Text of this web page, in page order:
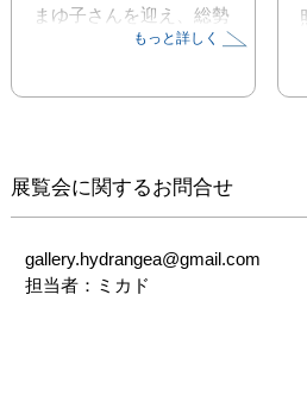
まゆ子さんを迎え、総勢
19名の作家さんによるグ
以下、参加メンバーで
順、敬称略）
内田 勝美
おおうえ なおこ
もっと詳しく
展覧会に関するお問合せ
gallery.hydrangea@gmail.com
担当者：ミカド